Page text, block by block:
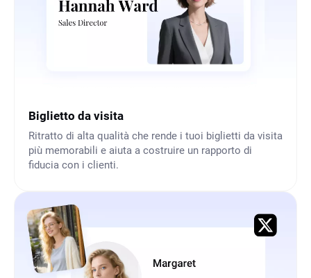
Biglietto da visita
Ritratto di alta qualità che rende i tuoi biglietti da visita
più memorabili e aiuta a costruire un rapporto di
fiducia con i clienti.